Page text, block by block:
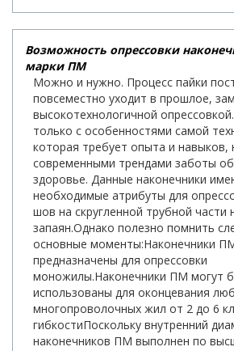
Возможность опрессовки
марки ПМ
Можно и нужно. Процесс пайки
повсеместно уходит в прошлое,
высокотехнологичной
только с особенностями самой
которая требует опыта и навыков,
современными трендами заботы об
здоровье. Данные наконечники
необходимые атрибуты для
шов на скругленной трубной части
запаян.Однако полезно помнить
основные моменты:Наконечники
предназначены для опрессовки
моножилы.Наконечники ПМ могут
использованы для оконцевания
многопроволочных жил от 2 до 6
гибкостиПоскольку внутренний
наконечников ПМ выполнен по